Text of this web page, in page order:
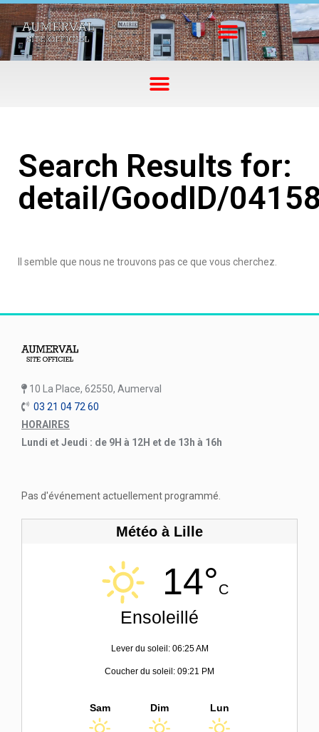
Search Results for:
detail/GoodID/
Il semble que nous ne trouvons pas ce que vous cherchez.
10 La Place, 62550, Aumerval
03 21 04 72 60
HORAIRES
Lundi et Jeudi : de 9H à 12H et de 13h à 16h
Pas d'événement actuellement programmé.
Météo à Lille
14°C
Ensoleillé
Lever du soleil: 06:25 AM
Coucher du soleil: 09:21 PM
Sam Dim Lun